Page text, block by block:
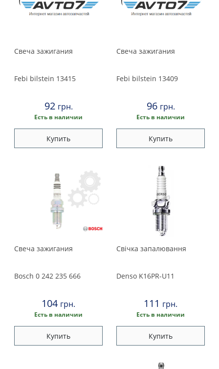
2001
1997
Свеча зажигания
Febi bilstein 13415
92 грн.
Есть в наличии
Купить
Свеча зажигания
Febi bilstein 13409
96 грн.
Есть в наличии
Купить
Свеча зажигания
Bosch 0 242 235 666
104 грн.
Есть в наличии
Купить
Свічка запалювання
Denso K16PR-U11
111 грн.
Есть в наличии
Купить